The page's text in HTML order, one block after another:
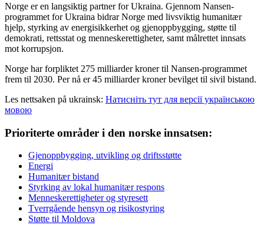
Norge er en langsiktig partner for Ukraina. Gjennom Nansen-
programmet for Ukraina bidrar Norge med livsviktig humanitær
hjelp, styrking av energisikkerhet og gjenoppbygging, støtte til
demokrati, rettsstat og menneskerettigheter, samt målrettet innsats
mot korrupsjon.
Norge har forpliktet 275 milliarder kroner til Nansen-programmet
frem til 2030. Per nå er 45 milliarder kroner bevilget til sivil bistand.
Les nettsaken på ukrainsk: Натисніть тут для версії українською
мовою
Prioriterte områder i den norske innsatsen:
Gjenoppbygging, utvikling og driftsstøtte
Energi
Humanitær bistand
Styrking av lokal humanitær respons
Menneskerettigheter og styresett
Tverrgående hensyn og risikostyring
Støtte til Moldova